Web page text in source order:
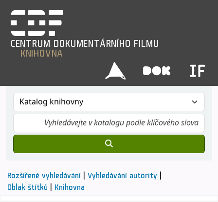
CENTRUMDOKUMENTÁRNÍHO FILMU
KNIHOVNA
Rozšířené vyhledávání Vyhledávání autority
Oblak štítků Knihovna